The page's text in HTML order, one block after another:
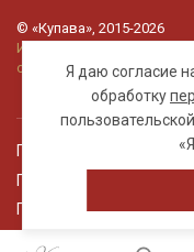
Я даю согласие
обработку
© «Купава», 2015-2026
Информация на сайте не
офертой.
Правовая информация
Политика обработки
Пользовательское